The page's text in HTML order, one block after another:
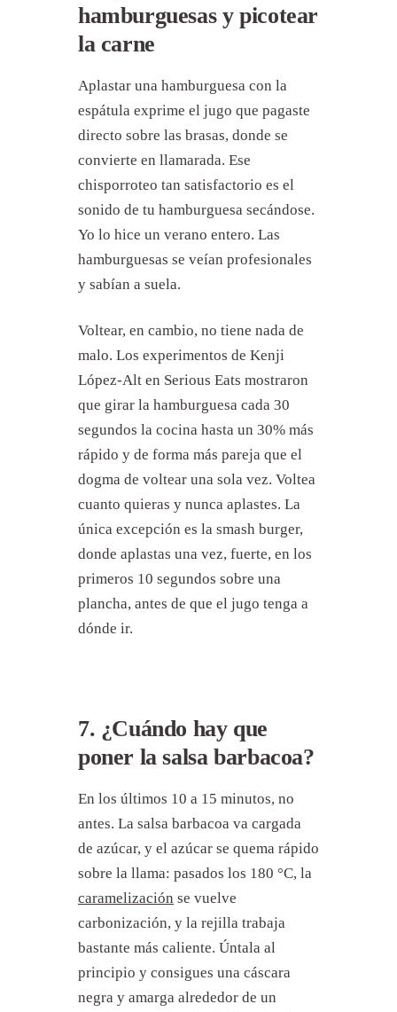
hamburguesas y picotear
la carne
Aplastar una hamburguesa con la
espátula exprime el jugo que pagaste
directo sobre las brasas, donde se
convierte en llamarada. Ese
chisporroteo tan satisfactorio es el
sonido de tu hamburguesa secándose.
Yo lo hice un verano entero. Las
hamburguesas se veían profesionales
y sabían a suela.
Voltear, en cambio, no tiene nada de
malo. Los experimentos de Kenji
López-Alt en Serious Eats mostraron
que girar la hamburguesa cada 30
segundos la cocina hasta un 30% más
rápido y de forma más pareja que el
dogma de voltear una sola vez. Voltea
cuanto quieras y nunca aplastes. La
única excepción es la smash burger,
donde aplastas una vez, fuerte, en los
primeros 10 segundos sobre una
plancha, antes de que el jugo tenga a
dónde ir.
7. ¿Cuándo hay que
poner la salsa barbacoa?
En los últimos 10 a 15 minutos, no
antes. La salsa barbacoa va cargada
de azúcar, y el azúcar se quema rápido
sobre la llama: pasados los 180 °C, la
caramelización se vuelve
carbonización, y la rejilla trabaja
bastante más caliente. Úntala al
principio y consigues una cáscara
negra y amarga alrededor de un